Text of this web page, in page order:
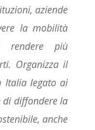
aziende
la mobilità
rendere più
Organizza il
Italia legato ai
diffondere la
anche